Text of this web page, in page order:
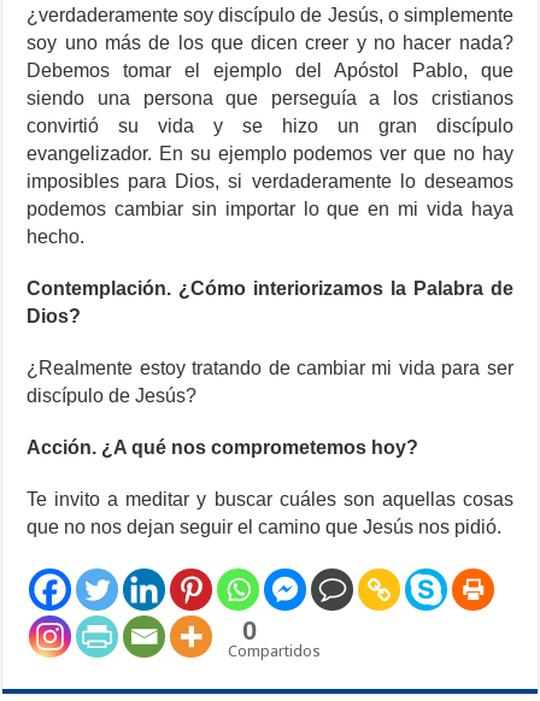
¿verdaderamente soy discípulo de Jesús, o simplemente
soy uno más de los que dicen creer y no hacer nada?
Debemos tomar el ejemplo del Apóstol Pablo, que
siendo una persona que perseguía a los cristianos
convirtió su vida y se hizo un gran discípulo
evangelizador. En su ejemplo podemos ver que no hay
imposibles para Dios, si verdaderamente lo deseamos
podemos cambiar sin importar lo que en mi vida haya
hecho.
Contemplación. ¿Cómo interiorizamos la Palabra de
Dios?
¿Realmente estoy tratando de cambiar mi vida para ser
discípulo de Jesús?
Acción. ¿A qué nos comprometemos hoy?
Te invito a meditar y buscar cuáles son aquellas cosas
que no nos dejan seguir el camino que Jesús nos pidió.
0
Compartidos